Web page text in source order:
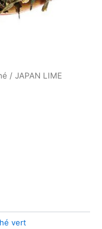
/ JAPAN LIME
vert